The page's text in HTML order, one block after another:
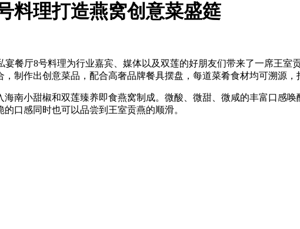
料理打造燕窝创意菜盛筵
宴餐厅8号料理为行业嘉宾、媒体以及双莲的好朋友们带来了一席王室
制作出创意菜品，配合高奢品牌餐具摆盘，每道菜肴食材均可溯源，
南小甜椒和双莲臻养即食燕窝制成。微酸、微甜、微咸的丰富口感
口感同时也可以品尝到王室贡燕的顺滑。